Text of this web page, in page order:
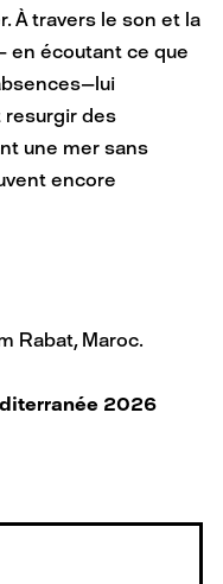
À travers le son et la
en écoutant ce que
resurgir des
une mer sans
encore
Rabat, Maroc.
2026